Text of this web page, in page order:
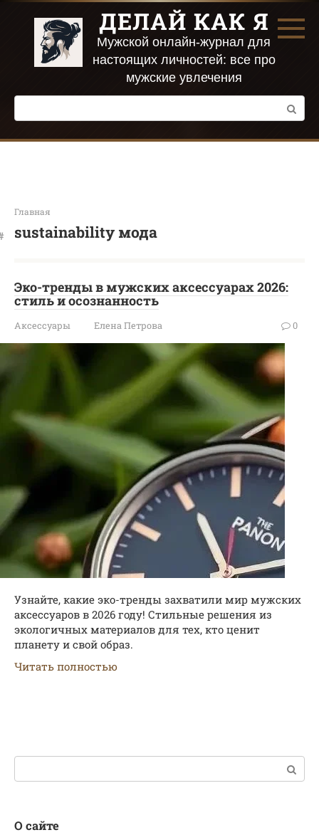
Перейти
контенту
ДЕЛАЙ КАК Я
Мужской онлайн-журнал для
настоящих личностей: все про
мужские увлечения
Поиск:
Главная
sustainability мода
Эко-тренды в мужских аксессуарах 2026:
стиль и осознанность
Аксессуары Елена Петрова 0
Узнайте, какие эко-тренды захватили мир мужских
аксессуаров в 2026 году! Стильные решения из
экологичных материалов для тех, кто ценит
планету и свой образ.
Читать полностью
Поиск:
О сайте